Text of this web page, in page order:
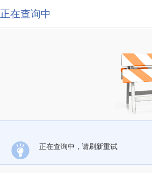
正在查询中
正在查询中，请刷新重试